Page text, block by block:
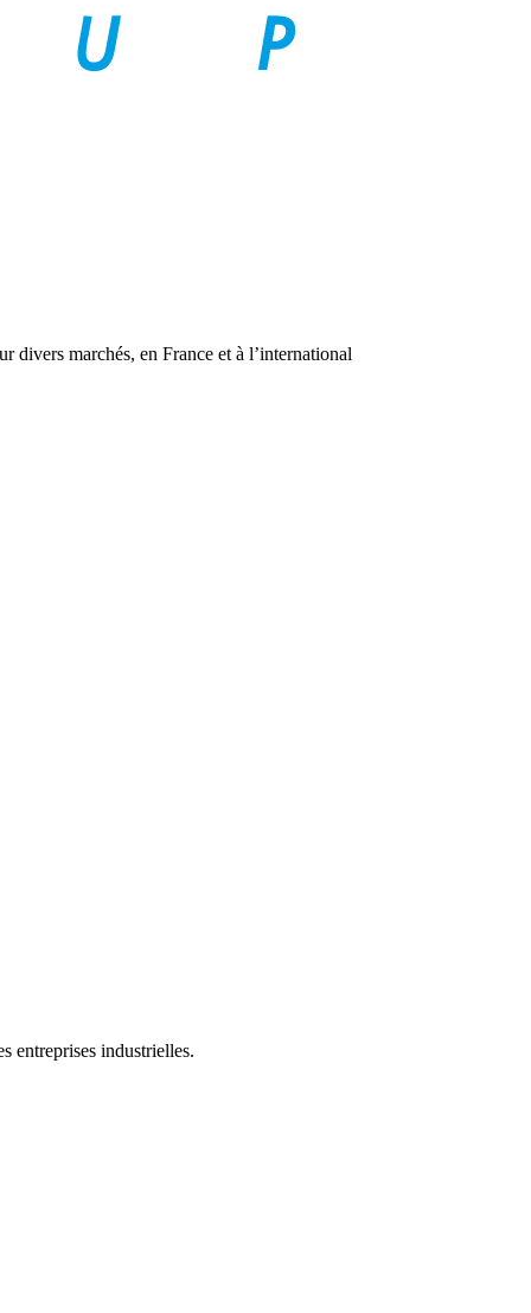
divers marchés, en France et à l’international
entreprises industrielles.